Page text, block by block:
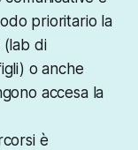
prioritario la
(lab di
o anche
accesa la
è